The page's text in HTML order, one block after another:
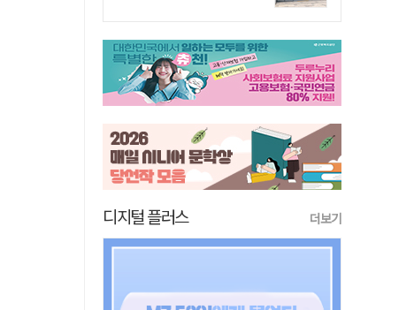
디지털 플러스 더보기